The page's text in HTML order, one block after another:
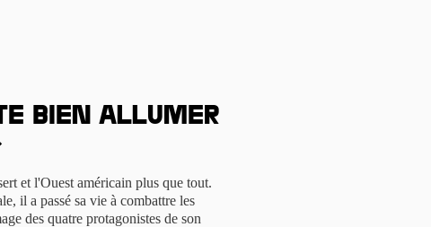
bien allumer
et l'Ouest américain plus que tout.
il a passé sa vie à combattre les
des quatre protagonistes de son